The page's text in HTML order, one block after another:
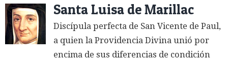
Santa Luisa de Marillac
Discípula perfecta de San Vicente de Paul,
a quien la Providencia Divina unió por
encima de sus diferencias de condición